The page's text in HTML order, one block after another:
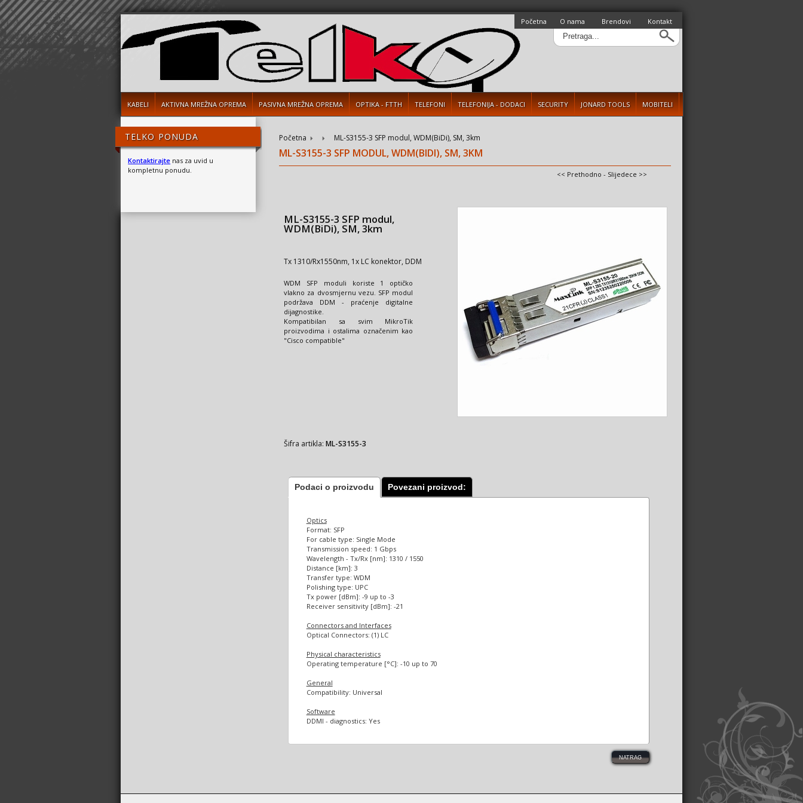
Početna O nama Brendovi Kontakt
KABELI AKTIVNA MREŽNA OPREMA PASIVNA MREŽNA OPREMA OPTIKA - FTTH TELEFONI TELEFONIJA - DODACI SECURITY JONARD TOOLS MOBITELI
TELKO PONUDA
Kontaktirajte nas za uvid u
kompletnu ponudu.
Početna ML-S3155-3 SFP modul, WDM(BiDi), SM, 3km
ML-S3155-3 SFP MODUL, WDM(BIDI), SM, 3KM
<< Prethodno - Slijedece >>
ML-S3155-3 SFP modul,
WDM(BiDi), SM, 3km
Tx 1310/Rx1550nm, 1x LC konektor, DDM
WDM SFP moduli koriste 1 optičko
vlakno za dvosmjernu vezu. SFP modul
podržava DDM - praćenje digitalne
dijagnostike.
Kompatibilan sa svim MikroTik
proizvodima i ostalima označenim kao
"Cisco compatible"
Šifra artikla:ML-S3155-3
Podaci o proizvodu Povezani proizvod:
Optics
Format: SFP
For cable type: Single Mode
Transmission speed: 1 Gbps
Wavelength - Tx/Rx [nm]: 1310 / 1550
Distance [km]: 3
Transfer type: WDM
Polishing type: UPC
Tx power [dBm]: -9 up to -3
Receiver sensitivity [dBm]: -21
Connectors and Interfaces
Optical Connectors: (1) LC
Physical characteristics
Operating temperature [°C]: -10 up to 70
General
Compatibility: Universal
Software
DDMI - diagnostics: Yes